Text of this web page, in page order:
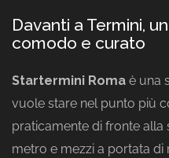
Davanti a Termini,
comodo e curato
Startermini Roma è una
vuole stare nel punto più
praticamente di fronte alla
metro e mezzi a portata